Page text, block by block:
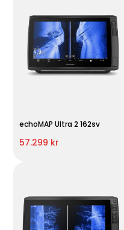
echoMAP Ultra 2 162sv
57.299 kr